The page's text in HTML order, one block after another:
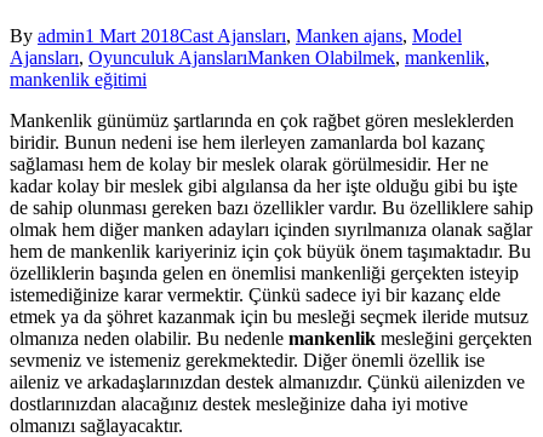
By admin1 Mart 2018Cast Ajansları, Manken ajans, Model
Ajansları, Oyunculuk AjanslarıManken Olabilmek, mankenlik,
mankenlik eğitimi
Mankenlik günümüz şartlarında en çok rağbet gören mesleklerden
biridir. Bunun nedeni ise hem ilerleyen zamanlarda bol kazanç
sağlaması hem de kolay bir meslek olarak görülmesidir. Her ne
kadar kolay bir meslek gibi algılansa da her işte olduğu gibi bu işte
de sahip olunması gereken bazı özellikler vardır. Bu özelliklere sahip
olmak hem diğer manken adayları içinden sıyrılmanıza olanak sağlar
hem de mankenlik kariyeriniz için çok büyük önem taşımaktadır. Bu
özelliklerin başında gelen en önemlisi mankenliği gerçekten isteyip
istemediğinize karar vermektir. Çünkü sadece iyi bir kazanç elde
etmek ya da şöhret kazanmak için bu mesleği seçmek ileride mutsuz
olmanıza neden olabilir. Bu nedenle mankenlik mesleğini gerçekten
sevmeniz ve istemeniz gerekmektedir. Diğer önemli özellik ise
aileniz ve arkadaşlarınızdan destek almanızdır. Çünkü ailenizden ve
dostlarınızdan alacağınız destek mesleğinize daha iyi motive
olmanızı sağlayacaktır.